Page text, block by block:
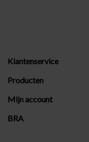
Klantenservice
Producten
Mijn account
BRA